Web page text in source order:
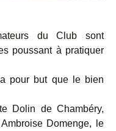
du Club sont
poussant à pratiquer
pour but que le bien
Dolin de Chambéry,
Domenge, le